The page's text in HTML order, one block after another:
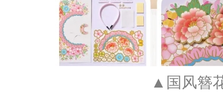
▲国风簪